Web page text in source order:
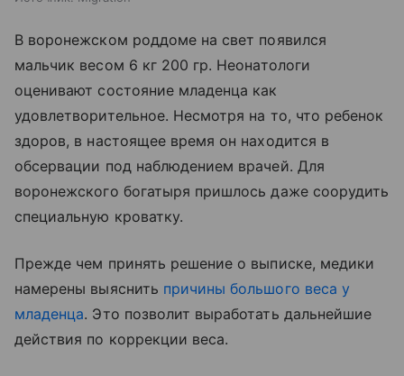
В воронежском роддоме на свет появился
мальчик весом 6 кг 200 гр. Неонатологи
оценивают состояние младенца как
удовлетворительное. Несмотря на то, что ребенок
здоров, в настоящее время он находится в
обсервации под наблюдением врачей. Для
воронежского богатыря пришлось даже соорудить
специальную кроватку.
Прежде чем принять решение о выписке, медики
намерены выяснить причины большого веса у
младенца. Это позволит выработать дальнейшие
действия по коррекции веса.